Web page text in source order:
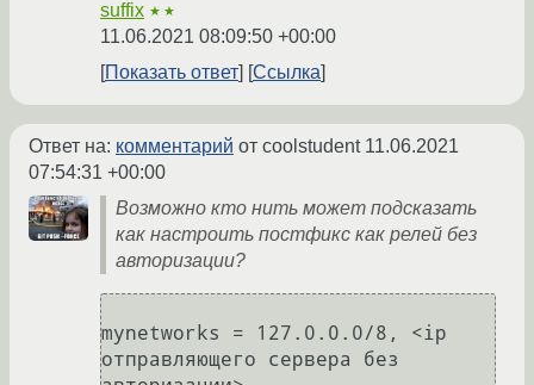
suffix ★★
11.06.2021 08:09:50 +00:00
Показать ответ
Ссылка
Ответ на: комментарий от coolstudent 11.06.2021
07:54:31 +00:00
Возможно кто нить может подсказать
как настроить постфикс как релей без
авторизации?
mynetworks = 127.0.0.0/8, <ip
отправляющего сервера без